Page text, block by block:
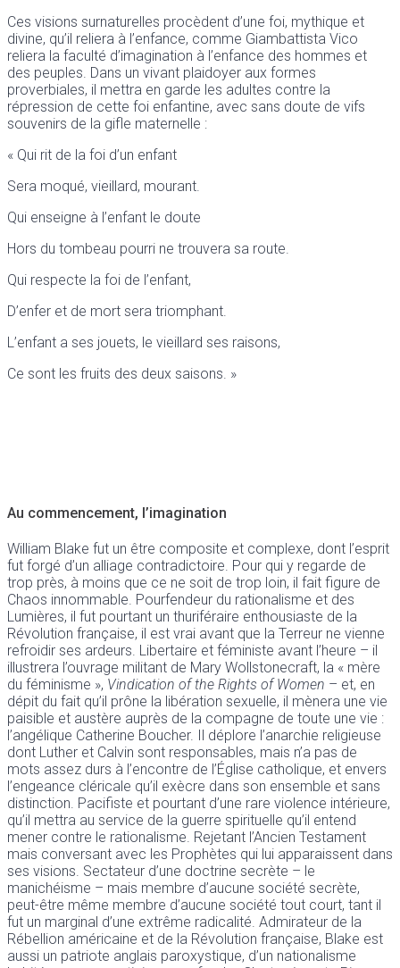
Ces visions surnaturelles procèdent d’une foi, mythique et
divine, qu’il reliera à l’enfance, comme Giambattista Vico
reliera la faculté d’imagination à l’enfance des hommes et
des peuples. Dans un vivant plaidoyer aux formes
proverbiales, il mettra en garde les adultes contre la
répression de cette foi enfantine, avec sans doute de vifs
souvenirs de la gifle maternelle :
« Qui rit de la foi d’un enfant
Sera moqué, vieillard, mourant.
Qui enseigne à l’enfant le doute
Hors du tombeau pourri ne trouvera sa route.
Qui respecte la foi de l’enfant,
D’enfer et de mort sera triomphant.
L’enfant a ses jouets, le vieillard ses raisons,
Ce sont les fruits des deux saisons. »
Au commencement, l’imagination
William Blake fut un être composite et complexe, dont l’esprit
fut forgé d’un alliage contradictoire. Pour qui y regarde de
trop près, à moins que ce ne soit de trop loin, il fait figure de
Chaos innommable. Pourfendeur du rationalisme et des
Lumières, il fut pourtant un thuriféraire enthousiaste de la
Révolution française, il est vrai avant que la Terreur ne vienne
refroidir ses ardeurs. Libertaire et féministe avant l’heure – il
illustrera l’ouvrage militant de Mary Wollstonecraft, la « mère
du féminisme », Vindication of the Rights of Women – et, en
dépit du fait qu’il prône la libération sexuelle, il mènera une vie
paisible et austère auprès de la compagne de toute une vie :
l’angélique Catherine Boucher. Il déplore l’anarchie religieuse
dont Luther et Calvin sont responsables, mais n’a pas de
mots assez durs à l’encontre de l’Église catholique, et envers
l’engeance cléricale qu’il exècre dans son ensemble et sans
distinction. Pacifiste et pourtant d’une rare violence intérieure,
qu’il mettra au service de la guerre spirituelle qu’il entend
mener contre le rationalisme. Rejetant l’Ancien Testament
mais conversant avec les Prophètes qui lui apparaissent dans
ses visions. Sectateur d’une doctrine secrète – le
manichéisme – mais membre d’aucune société secrète,
peut-être même membre d’aucune société tout court, tant il
fut un marginal d’une extrême radicalité. Admirateur de la
Rébellion américaine et de la Révolution française, Blake est
aussi un patriote anglais paroxystique, d’un nationalisme